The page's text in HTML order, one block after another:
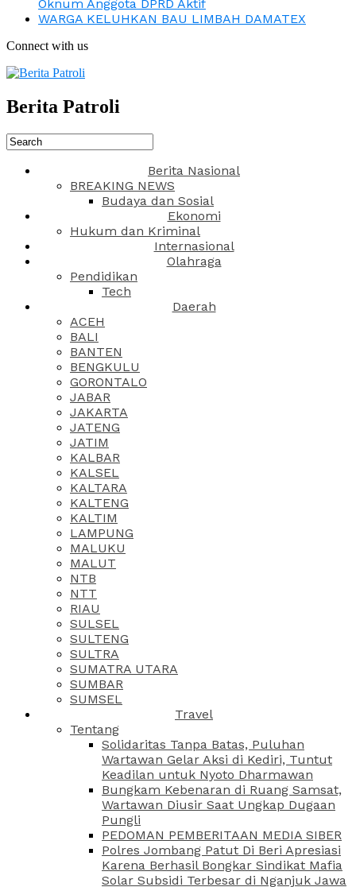
Oknum Anggota DPRD Aktif
WARGA KELUHKAN BAU LIMBAH DAMATEX
Connect with us
Berita Patroli
Berita Nasional
BREAKING NEWS
Budaya dan Sosial
Ekonomi
Hukum dan Kriminal
Internasional
Olahraga
Pendidikan
Tech
Daerah
ACEH
BALI
BANTEN
BENGKULU
GORONTALO
JABAR
JAKARTA
JATENG
JATIM
KALBAR
KALSEL
KALTARA
KALTENG
KALTIM
LAMPUNG
MALUKU
MALUT
NTB
NTT
RIAU
SULSEL
SULTENG
SULTRA
SUMATRA UTARA
SUMBAR
SUMSEL
Travel
Tentang
Solidaritas Tanpa Batas, Puluhan
Wartawan Gelar Aksi di Kediri, Tuntut
Keadilan untuk Nyoto Dharmawan
Bungkam Kebenaran di Ruang Samsat,
Wartawan Diusir Saat Ungkap Dugaan
Pungli
PEDOMAN PEMBERITAAN MEDIA SIBER
Polres Jombang Patut Di Beri Apresiasi
Karena Berhasil Bongkar Sindikat Mafia
Solar Subsidi Terbesar di Nganjuk Jawa